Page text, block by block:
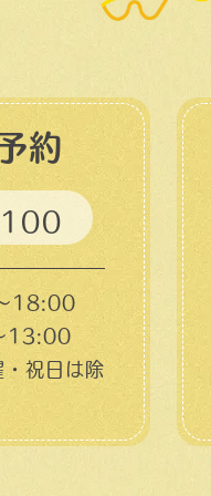
約
18:00
13:00
・祝日は除